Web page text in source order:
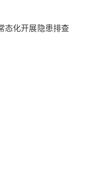
态化开展隐患排查